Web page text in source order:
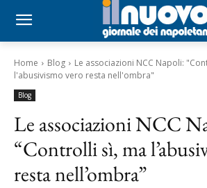
Home Blog
Le associazioni NCC Napoli:
l'abusivismo vero resta nell'ombra"
Blog
Le associazioni NCC
“Controlli sì, ma
resta nell’ombra”